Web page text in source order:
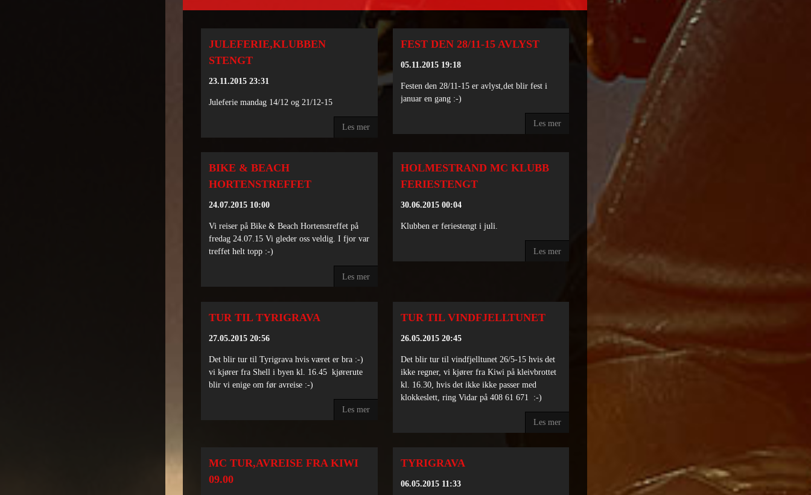
JULEFERIE,KLUBBEN
STENGT
23.11.2015 23:31
Juleferie mandag 14/12 og 21/12-15
Les mer
FEST DEN 28/11-15 AVLYST
05.11.2015 19:18
Festen den 28/11-15 er avlyst,det blir fest i
januar en gang :-)
Les mer
BIKE & BEACH
HORTENSTREFFET
24.07.2015 10:00
Vi reiser på Bike & Beach Hortenstreffet på
fredag 24.07.15 Vi gleder oss veldig. I fjor var
treffet helt topp :-)
Les mer
HOLMESTRAND MC KLUBB
FERIESTENGT
30.06.2015 00:04
Klubben er feriestengt i juli.
Les mer
TUR TIL TYRIGRAVA
27.05.2015 20:56
Det blir tur til Tyrigrava hvis været er bra :-)
vi kjører fra Shell i byen kl. 16.45 kjørerute
blir vi enige om før avreise :-)
Les mer
TUR TIL VINDFJELLTUNET
26.05.2015 20:45
Det blir tur til vindfjelltunet 26/5-15 hvis det
ikke regner, vi kjører fra Kiwi på kleivbrottet
kl. 16.30, hvis det ikke ikke passer med
klokkeslett, ring Vidar på 408 61 671 :-)
Les mer
MC TUR,AVREISE FRA KIWI
09.00
TYRIGRAVA
06.05.2015 11:33